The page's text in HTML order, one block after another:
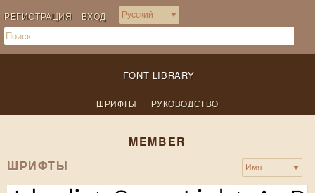
РЕГИСТРАЦИЯ ВХОД
FONT LIBRARY
ШРИФТЫ РУКОВОДСТВО
MEMBER
ШРИФТЫ